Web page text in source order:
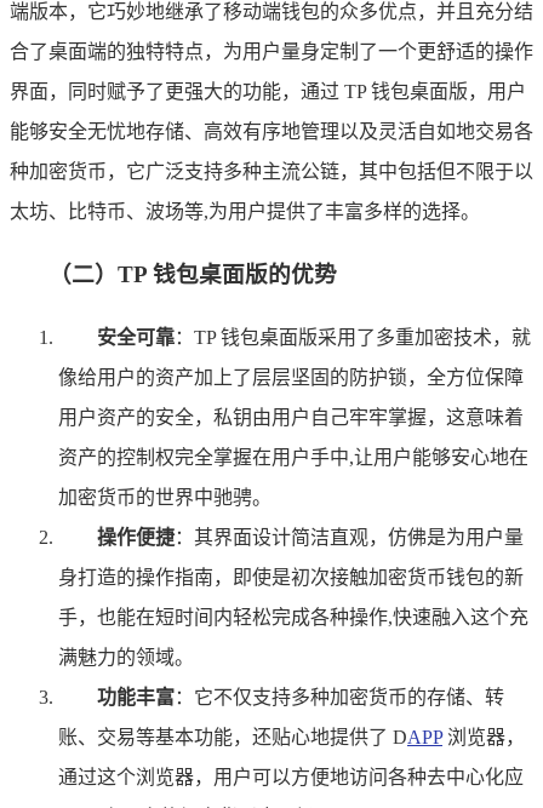
端版本，它巧妙地继承了移动端钱包的众多优点，并且充分结
合了桌面端的独特特点，为用户量身定制了一个更舒适的操作
界面，同时赋予了更强大的功能，通过 TP 钱包桌面版，用户
能够安全无忧地存储、高效有序地管理以及灵活自如地交易各
种加密货币，它广泛支持多种主流公链，其中包括但不限于以
太坊、比特币、波场等,为用户提供了丰富多样的选择。
（二）TP 钱包桌面版的优势
安全可靠：TP 钱包桌面版采用了多重加密技术，就
像给用户的资产加上了层层坚固的防护锁，全方位保障
用户资产的安全，私钥由用户自己牢牢掌握，这意味着
资产的控制权完全掌握在用户手中,让用户能够安心地在
加密货币的世界中驰骋。
操作便捷：其界面设计简洁直观，仿佛是为用户量
身打造的操作指南，即使是初次接触加密货币钱包的新
手，也能在短时间内轻松完成各种操作,快速融入这个充
满魅力的领域。
功能丰富：它不仅支持多种加密货币的存储、转
账、交易等基本功能，还贴心地提供了 DAPP浏览器，
通过这个浏览器，用户可以方便地访问各种去中心化应